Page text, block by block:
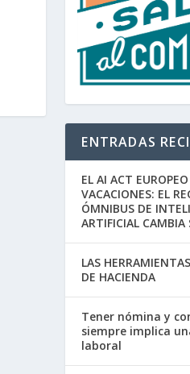
ENTRADAS
EL AI ACT
VACACIONES: EL
ÓMNIBUS DE
ARTIFICIAL CAMBIA
LAS
DE HACIENDA
Tener nómina y
siempre implica
laboral